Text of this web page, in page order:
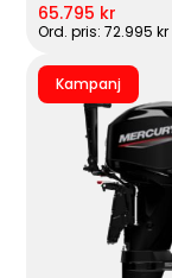
65.795 kr
Ord. pris: 72.995 kr
Kampanj